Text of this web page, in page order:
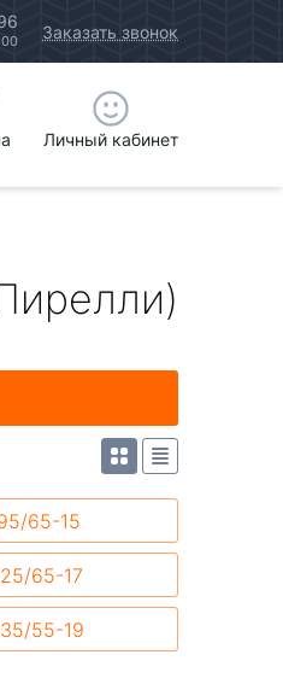
Заказать звонок
Личный кабинет
65-15
65-17
55-19